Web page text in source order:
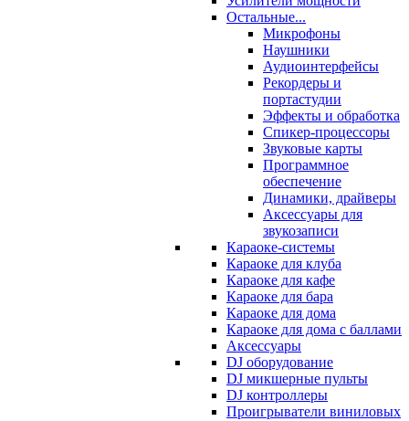
Остальные...
Микрофоны
Наушники
Аудиоинтерфейсы
Рекордеры и
портастудии
Эффекты и обработка
Спикер-процессоры
Звуковые карты
Программное
обеспечение
Динамики, драйверы
Аксессуары для
звукозаписи
Караоке-системы
Караоке для клуба
Караоке для кафе
Караоке для бара
Караоке для дома
Караоке для дома с баллами
Аксессуары
DJ оборудование
DJ микшерные пульты
DJ контроллеры
Проигрыватели виниловых